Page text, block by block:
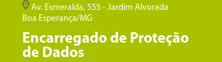
Av. Esmeralda, 555 - Jardim Alvorada
Boa Esperança/MG
Encarregado de Proteção
de Dados